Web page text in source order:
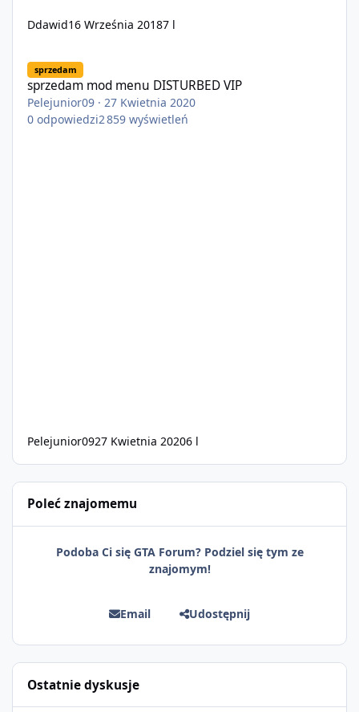
Ddawid16 Września 20187 l
sprzedam
sprzedam mod menu DISTURBED VIP
Pelejunior09 ·27 Kwietnia 2020
0 odpowiedzi2 859 wyświetleń
Pelejunior0927 Kwietnia 20206 l
Poleć znajomemu
Podoba Ci się GTA Forum? Podziel się tym ze
znajomym!
Email Udostępnij
Ostatnie dyskusje